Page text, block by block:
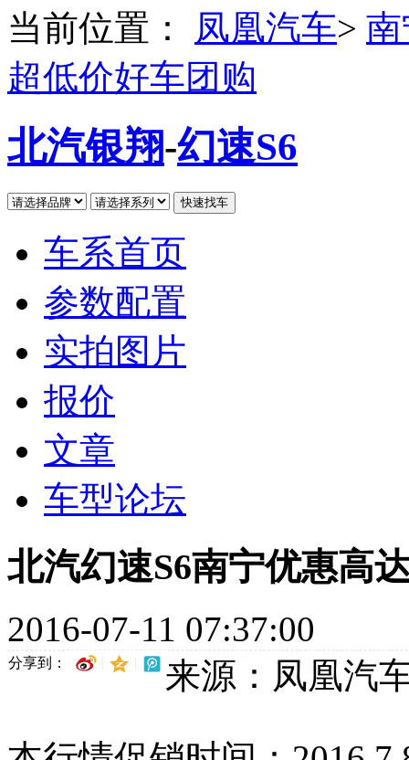
当前位置： 凤凰汽车>
超低价好车团购
北汽银翔-幻速S6
车系首页
参数配置
实拍图片
报价
文章
车型论坛
北汽幻速S6南宁优惠高
2016-07-11 07:37:00
分享到： 来源：凤凰汽